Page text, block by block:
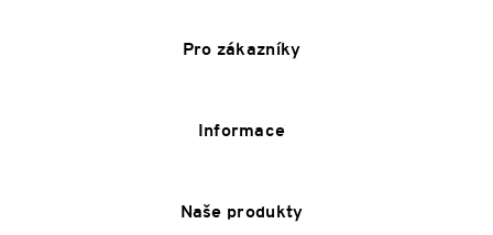
Pro zákazníky
Informace
Naše produkty